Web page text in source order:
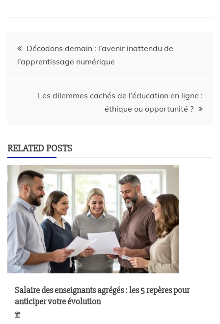
Décodons demain : l’avenir inattendu de
l’apprentissage numérique
Les dilemmes cachés de l’éducation en ligne :
éthique ou opportunité ?
RELATED POSTS
Salaire des enseignants agrégés : les 5 repères pour
anticiper votre évolution